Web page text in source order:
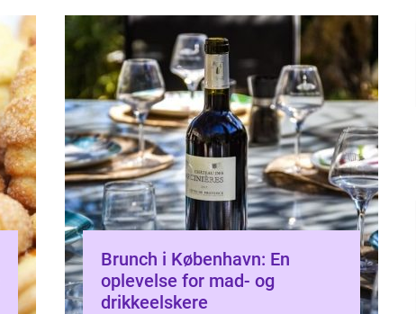
blevet et fore...
Brunch i København: En
oplevelse for mad- og
drikkeelskere